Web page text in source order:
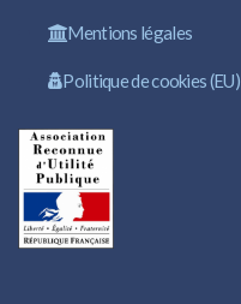
Mentions légales
Politique de cookies (EU)